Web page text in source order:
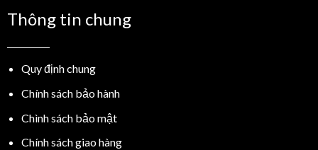
Thông tin chung
Quy định chung
Chính sách bảo hành
Chình sách bảo mật
Chính sách giao hàng